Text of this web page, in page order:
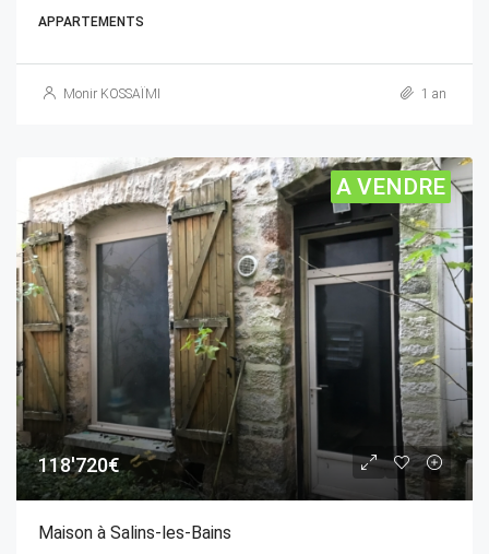
APPARTEMENTS
Monir KOSSAÏMI 1 an
A VENDRE
118'720€
Maison à Salins-les-Bains